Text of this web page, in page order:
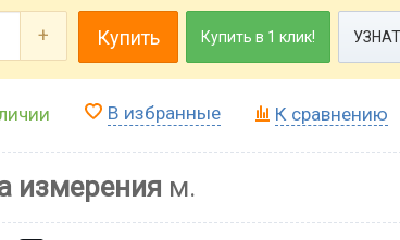
+ Купить Купить в 1 клик!
В избранные К сравнению
измерения м.